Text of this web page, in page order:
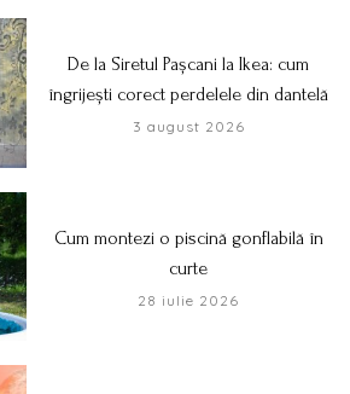
De la Siretul Pașcani la Ikea: cum
îngrijești corect perdelele din dantelă
3 august 2026
Cum montezi o piscină gonflabilă în
curte
28 iulie 2026